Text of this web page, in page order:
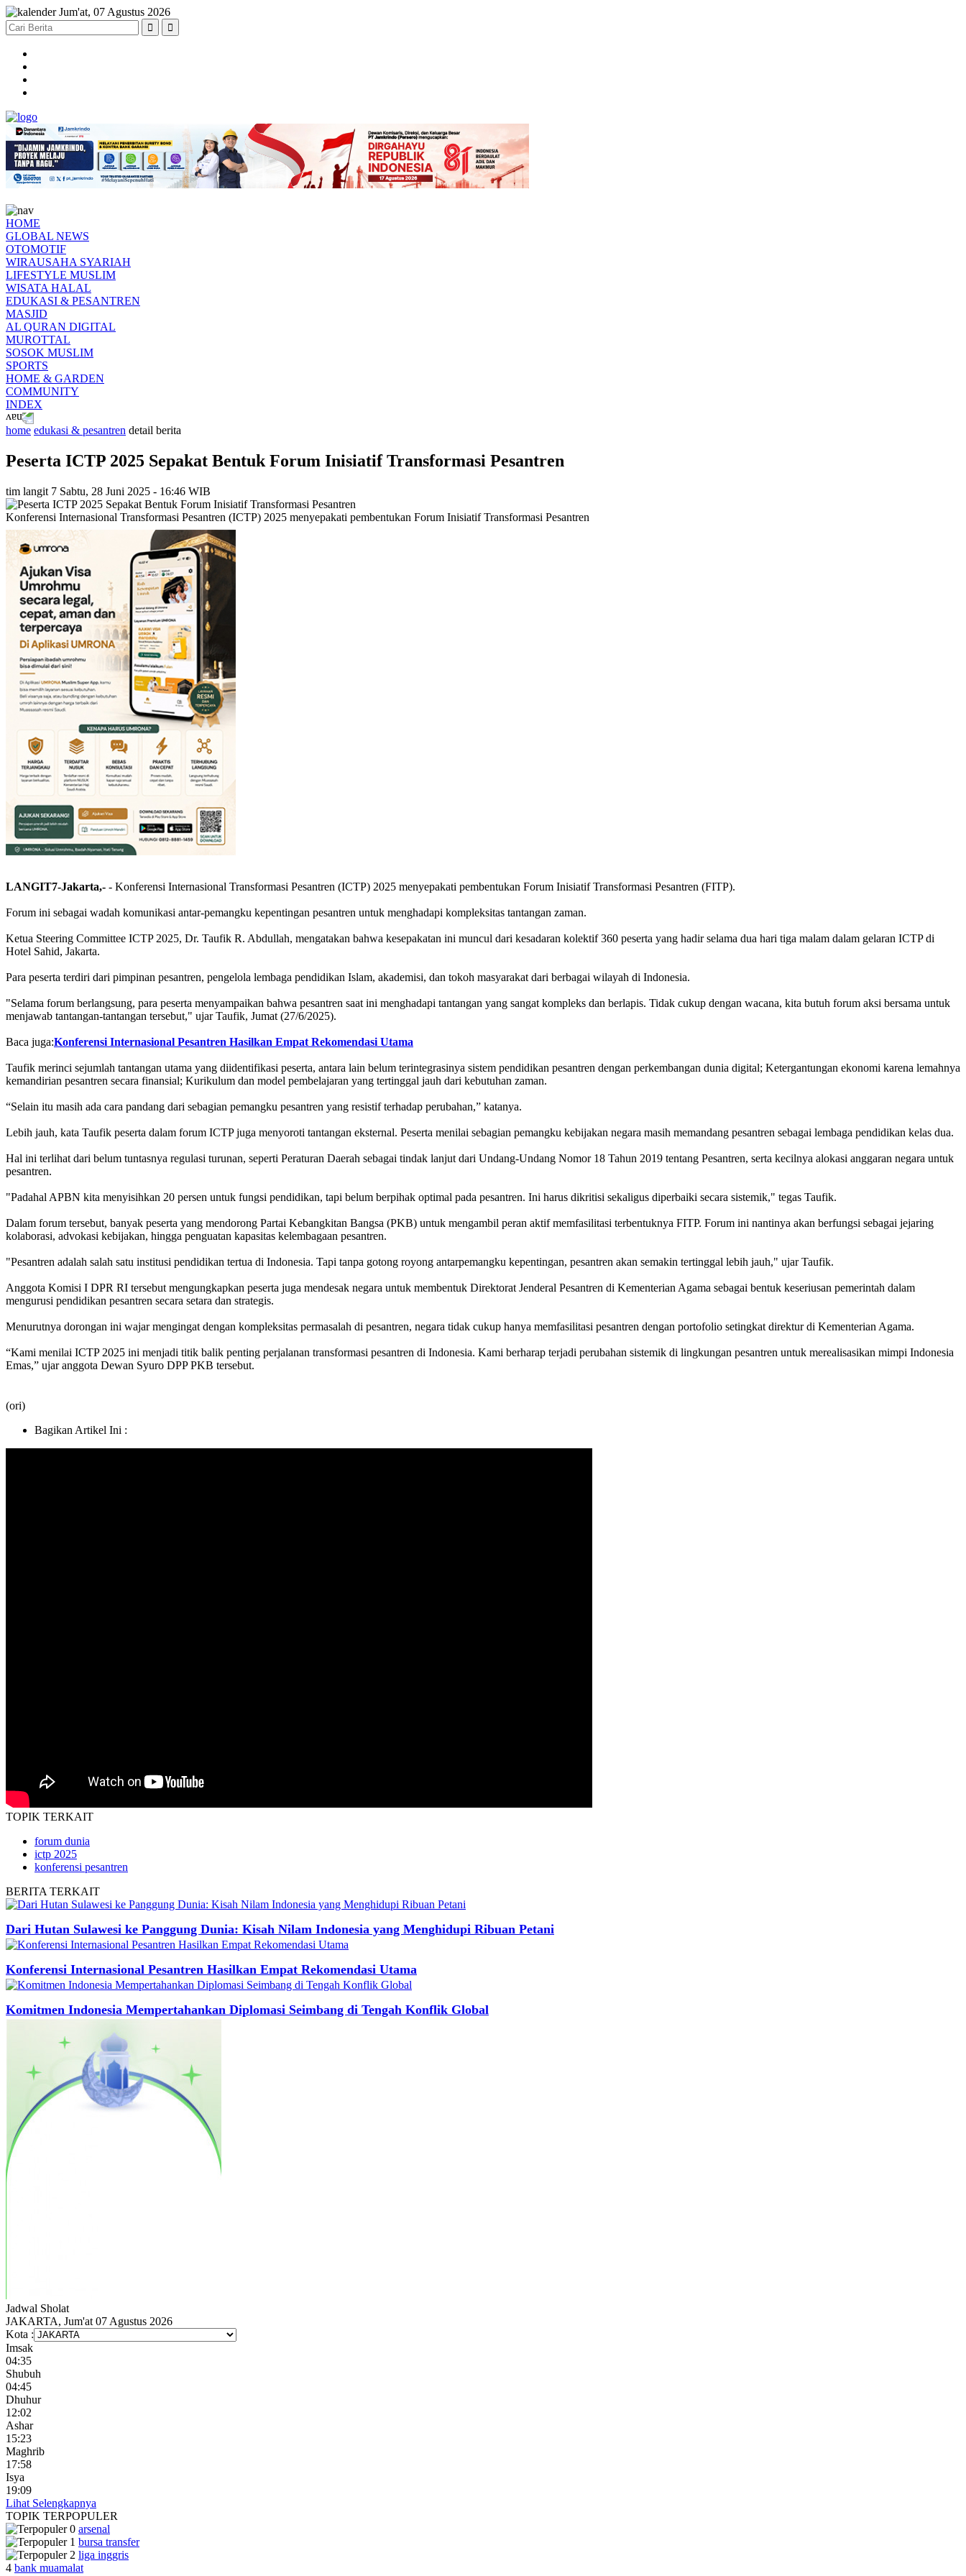
Jum'at, 07 Agustus 2026
HOME
GLOBAL NEWS
OTOMOTIF
WIRAUSAHA SYARIAH
LIFESTYLE MUSLIM
WISATA HALAL
EDUKASI & PESANTREN
MASJID
AL QURAN DIGITAL
MUROTTAL
SOSOK MUSLIM
SPORTS
HOME & GARDEN
COMMUNITY
INDEX
home edukasi & pesantren detail berita
Peserta ICTP 2025 Sepakat Bentuk Forum Inisiatif Transformasi Pesantren
tim langit 7 Sabtu, 28 Juni 2025 - 16:46 WIB
Konferensi Internasional Transformasi Pesantren (ICTP) 2025 menyepakati pembentukan Forum Inisiatif Transformasi Pesantren
LANGIT7-Jakarta,- - Konferensi Internasional Transformasi Pesantren (ICTP) 2025 menyepakati pembentukan Forum Inisiatif Transformasi Pesantren (FITP).
Forum ini sebagai wadah komunikasi antar-pemangku kepentingan pesantren untuk menghadapi kompleksitas tantangan zaman.
Ketua Steering Committee ICTP 2025, Dr. Taufik R. Abdullah, mengatakan bahwa kesepakatan ini muncul dari kesadaran kolektif 360 peserta yang hadir selama dua hari tiga malam dalam gelaran ICTP di
Hotel Sahid, Jakarta.
Para peserta terdiri dari pimpinan pesantren, pengelola lembaga pendidikan Islam, akademisi, dan tokoh masyarakat dari berbagai wilayah di Indonesia.
"Selama forum berlangsung, para peserta menyampaikan bahwa pesantren saat ini menghadapi tantangan yang sangat kompleks dan berlapis. Tidak cukup dengan wacana, kita butuh forum aksi bersama untuk
menjawab tantangan-tantangan tersebut," ujar Taufik, Jumat (27/6/2025).
Baca juga:Konferensi Internasional Pesantren Hasilkan Empat Rekomendasi Utama
Taufik merinci sejumlah tantangan utama yang diidentifikasi peserta, antara lain belum terintegrasinya sistem pendidikan pesantren dengan perkembangan dunia digital; Ketergantungan ekonomi karena lemahnya
kemandirian pesantren secara finansial; Kurikulum dan model pembelajaran yang tertinggal jauh dari kebutuhan zaman.
“Selain itu masih ada cara pandang dari sebagian pemangku pesantren yang resistif terhadap perubahan,” katanya.
Lebih jauh, kata Taufik peserta dalam forum ICTP juga menyoroti tantangan eksternal. Peserta menilai sebagian pemangku kebijakan negara masih memandang pesantren sebagai lembaga pendidikan kelas dua.
Hal ini terlihat dari belum tuntasnya regulasi turunan, seperti Peraturan Daerah sebagai tindak lanjut dari Undang-Undang Nomor 18 Tahun 2019 tentang Pesantren, serta kecilnya alokasi anggaran negara untuk
pesantren.
"Padahal APBN kita menyisihkan 20 persen untuk fungsi pendidikan, tapi belum berpihak optimal pada pesantren. Ini harus dikritisi sekaligus diperbaiki secara sistemik," tegas Taufik.
Dalam forum tersebut, banyak peserta yang mendorong Partai Kebangkitan Bangsa (PKB) untuk mengambil peran aktif memfasilitasi terbentuknya FITP. Forum ini nantinya akan berfungsi sebagai jejaring
kolaborasi, advokasi kebijakan, hingga penguatan kapasitas kelembagaan pesantren.
"Pesantren adalah salah satu institusi pendidikan tertua di Indonesia. Tapi tanpa gotong royong antarpemangku kepentingan, pesantren akan semakin tertinggal lebih jauh," ujar Taufik.
Anggota Komisi I DPR RI tersebut mengungkapkan peserta juga mendesak negara untuk membentuk Direktorat Jenderal Pesantren di Kementerian Agama sebagai bentuk keseriusan pemerintah dalam
mengurusi pendidikan pesantren secara setara dan strategis.
Menurutnya dorongan ini wajar mengingat dengan kompleksitas permasalah di pesantren, negara tidak cukup hanya memfasilitasi pesantren dengan portofolio setingkat direktur di Kementerian Agama.
“Kami menilai ICTP 2025 ini menjadi titik balik penting perjalanan transformasi pesantren di Indonesia. Kami berharap terjadi perubahan sistemik di lingkungan pesantren untuk merealisasikan mimpi Indonesia
Emas,” ujar anggota Dewan Syuro DPP PKB tersebut.
(ori)
Bagikan Artikel Ini :
TOPIK TERKAIT
forum dunia
ictp 2025
konferensi pesantren
BERITA TERKAIT
Dari Hutan Sulawesi ke Panggung Dunia: Kisah Nilam Indonesia yang Menghidupi Ribuan Petani
Konferensi Internasional Pesantren Hasilkan Empat Rekomendasi Utama
Komitmen Indonesia Mempertahankan Diplomasi Seimbang di Tengah Konflik Global
Jadwal Sholat
JAKARTA, Jum'at 07 Agustus 2026
Kota :
Imsak
04:35
Shubuh
04:45
Dhuhur
12:02
Ashar
15:23
Maghrib
17:58
Isya
19:09
Lihat Selengkapnya
TOPIK TERPOPULER
arsenal
bursa transfer
liga inggris
4 bank muamalat